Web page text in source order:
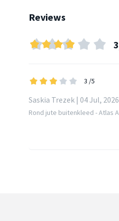
Reviews
3
3 /5
Saskia Trezek | 04 Jul, 2026
Rond jute buitenkleed - Atlas